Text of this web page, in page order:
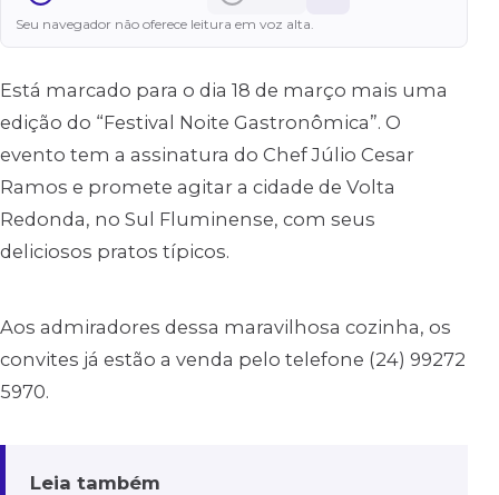
Seu navegador não oferece leitura em voz alta.
Está marcado para o dia 18 de março mais uma
edição do “Festival Noite Gastronômica”. O
evento tem a assinatura do Chef Júlio Cesar
Ramos e promete agitar a cidade de Volta
Redonda, no Sul Fluminense, com seus
deliciosos pratos típicos.
Aos admiradores dessa maravilhosa cozinha, os
convites já estão a venda pelo telefone (24) 99272
5970.
Leia também